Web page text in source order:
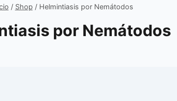
/ Shop / Helmintiasis por Nemátodos
por Nemátodos